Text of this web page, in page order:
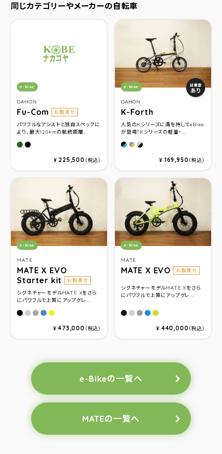
同じカテゴリーやメーカーの自転車
DAHON
Fu-Com お取寄せ
カテゴリ：
e-Bike
パワフルなアシストと独自スペックに
より、最大120kmの航続距離...
カーキ
マットブラック
¥ 225,500 （税込）
DAHON
K-Forth
カテゴリ：
e-Bike 試乗車
あり
人気のKシリーズに満を持してeBike
が登場！Kシリーズの軽量・...
Ocean Blue
Sunset Orange
Ice Breeze
¥ 169,950（税込）
MATE
MATE X EVO
Starter kit
お取寄せ
カテゴリ：
e-Bike
シグネチャーモデルMATE Xをさら
にパワフルで上質にアップグレ...
Subdued Black
Ghost Gravity
Silver Comet
Ocean Shimmer
Citrus Beat
¥473,000 （税込）
MATE
MATE X EVO お取寄せ
カテゴリ：
e-Bike
シグネチャーモデルMATE Xをさら
にパワフルで上質にアップグレ...
Subdued Black
Ghost Gravity
Silver Comet
Ocean Shimmer
Citrus Beat
¥ 440,000（税込）
e-Bikeの一覧へ
MATEの一覧へ